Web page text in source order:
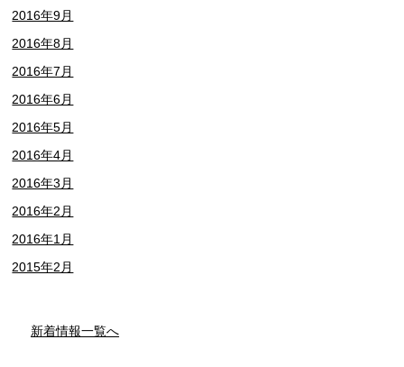
2016年9月
2016年8月
2016年7月
2016年6月
2016年5月
2016年4月
2016年3月
2016年2月
2016年1月
2015年2月
新着情報一覧へ